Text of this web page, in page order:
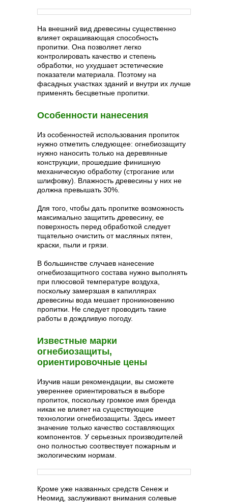
На внешний вид древесины существенно
влияет окрашивающая способность
пропитки. Она позволяет легко
контролировать качество и степень
обработки, но ухудшает эстетические
показатели материала. Поэтому на
фасадных участках зданий и внутри их лучше
применять бесцветные пропитки.
Особенности нанесения
Из особенностей использования пропиток
нужно отметить следующее: огнебиозащиту
нужно наносить только на деревянные
конструкции, прошедшие финишную
механическую обработку (строгание или
шлифовку). Влажность древесины у них не
должна превышать 30%.
Для того, чтобы дать пропитке возможность
максимально защитить древесину, ее
поверхность перед обработкой следует
тщательно очистить от масляных пятен,
краски, пыли и грязи.
В большинстве случаев нанесение
огнебиозащитного состава нужно выполнять
при плюсовой температуре воздуха,
поскольку замерзшая в капиллярах
древесины вода мешает проникновению
пропитки. Не следует проводить такие
работы в дождливую погоду.
Известные марки
огнебиозащиты,
ориентировочные цены
Изучив наши рекомендации, вы сможете
увереннее ориентироваться в выборе
пропиток, поскольку громкое имя бренда
никак не влияет на существующие
технологии огнебиозащиты. Здесь имеет
значение только качество составляющих
компонентов. У серьезных производителей
оно полностью соотвествует пожарным и
экологическим нормам.
Кроме уже названных средств Сенеж и
Неомид, заслуживают внимания солевые